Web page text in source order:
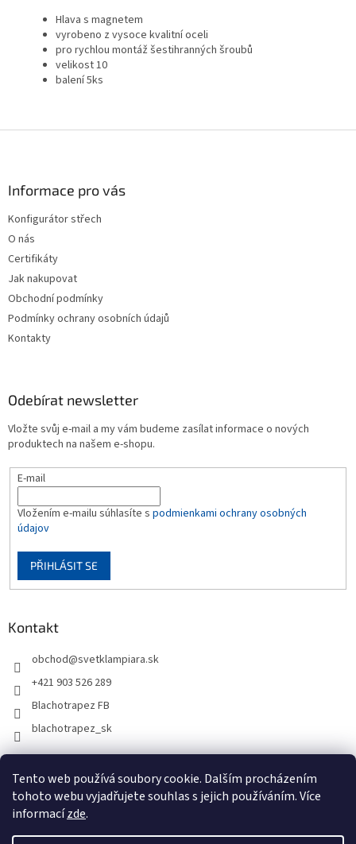
Tento web používá soubory cookie. Dalším procházením
tohoto webu vyjadřujete souhlas s jejich používáním. Více
informacízde.
Hlava s magnetem
vyrobeno z vysoce kvalitní oceli
pro rychlou montáž šestihranných šroubů
velikost 10
balení 5ks
Informace pro vás
Konfigurátor střech
O nás
Certifikáty
Jak nakupovat
Obchodní podmínky
Podmínky ochrany osobních údajů
Kontakty
Odebírat newsletter
Vložte svůj e-mail a my vám budeme zasílat informace o nových
produktech na našem e-shopu.
E-mail
Vložením e-mailu súhlasíte s podmienkami ochrany osobných
údajov
PŘIHLÁSIT SE
Kontakt
obchod@svetklampiara.sk
+421 903 526 289
Blachotrapez FB
blachotrapez_sk